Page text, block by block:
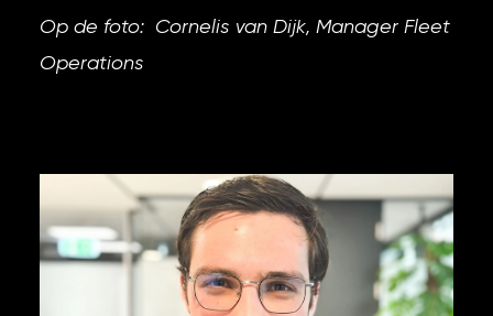
Op de foto: Cornelis van Dijk, Manager Fleet
Operations